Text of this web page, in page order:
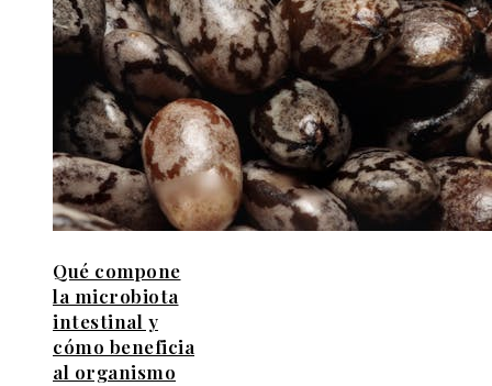
Qué compone
la microbiota
intestinal y
cómo beneficia
al organismo